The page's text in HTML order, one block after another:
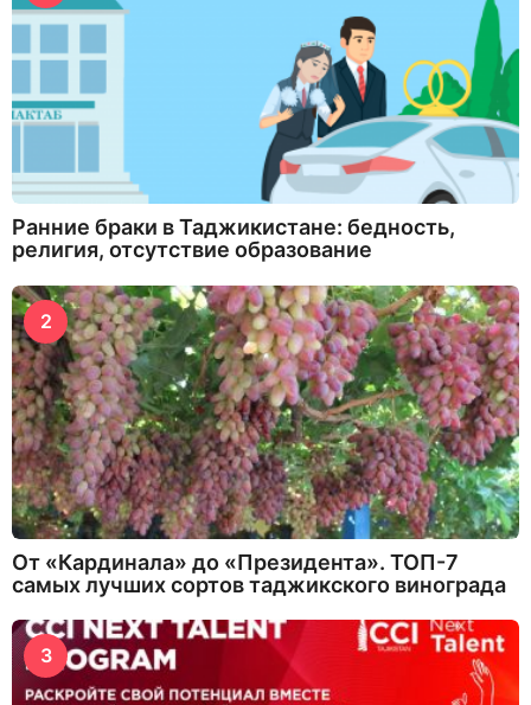
Ранние браки в Таджикистане: бедность,
религия, отсутствие образование
2
От «Кардинала» до «Президента». ТОП-7
самых лучших сортов таджикского винограда
3